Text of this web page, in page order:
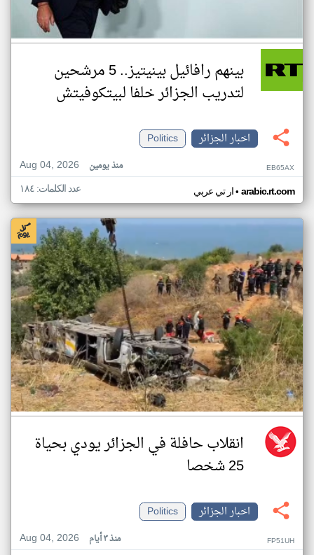
بينهم رافائيل بينيتيز.. 5 مرشحين
لتدريب الجزائر خلفا لبيتكوفيتش
اخبار الجزائر
Politics
Aug 04, 2026
منذ يومين EB65AX
ار تي عربي• arabic.rt.com عدد الكلمات: ١٨٤
انقلاب حافلة في الجزائر يودي بحياة
25 شخصا
اخبار الجزائر
Politics
Aug 04, 2026
منذ ٣ أيام FP51UH